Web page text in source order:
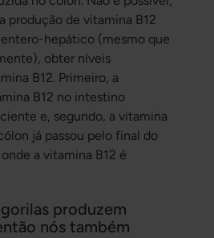
produção de vitamina B12
hepático (mesmo que
obter níveis
B12. Primeiro, a
B12 no intestino
e, segundo, a vitamina
já passou pelo final do
a vitamina B12 é
produzem
nós também